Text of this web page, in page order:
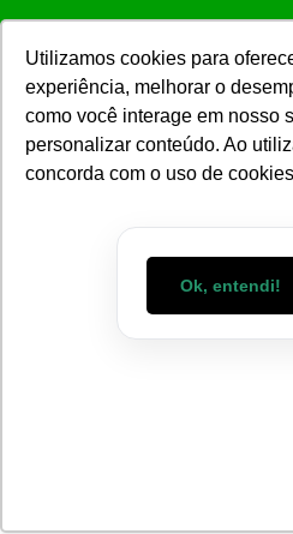
Utilizamos cookies para
experiência, melhorar o
como você interage em nosso
personalizar conteúdo. Ao
concorda com o uso de
Ok, entendi!